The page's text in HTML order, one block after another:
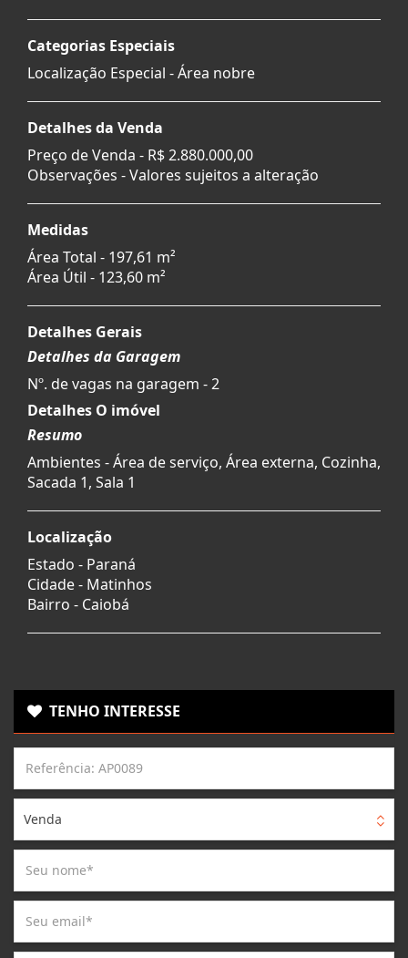
Categorias Especiais
Localização Especial - Área nobre
Detalhes da Venda
Preço de Venda - R$ 2.880.000,00
Observações - Valores sujeitos a alteração
Medidas
Área Total - 197,61 m²
Área Útil - 123,60 m²
Detalhes Gerais
Detalhes da Garagem
Nº. de vagas na garagem - 2
Detalhes O imóvel
Resumo
Ambientes - Área de serviço, Área externa, Cozinha,
Sacada 1, Sala 1
Localização
Estado - Paraná
Cidade - Matinhos
Bairro - Caiobá
TENHO INTERESSE
Venda